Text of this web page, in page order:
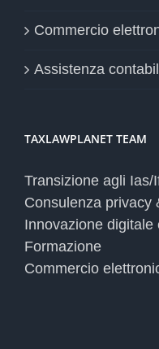
Commercio
Assistenza
TAXLAWPLANET TEAM
Transizione agli Ias/
Consulenza privacy
Innovazione
Formazione
Commercio